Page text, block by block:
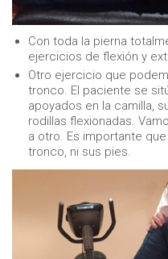
Con toda la pierna
ejercicios de flexión y
Otro ejercicio que
tronco. El paciente se
apoyados en la camilla,
rodillas flexionadas.
a otro. Es importante
tronco, ni sus pies.